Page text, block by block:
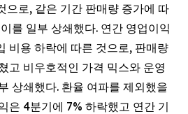
으로, 같은 기간 판매량 증가에 따
를 일부 상쇄했다. 연간 영업이익
비용 하락에 따른 것으로, 판매량
고 비우호적인 가격 믹스와 운영
상쇄했다. 환율 여파를 제외했을
은 4분기에 7% 하락했고 연간 기